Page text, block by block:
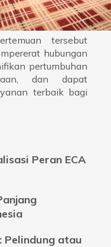
tersebut
hubungan
pertumbuhan
dan dapat
terbaik bagi
Peran ECA
atau